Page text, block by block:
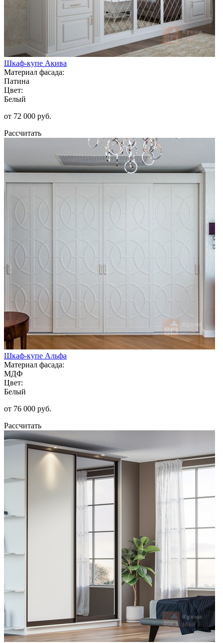
Шкаф-купе Акива
Материал фасада:
Патина
Цвет:
Белый
от 72 000 руб.
Рассчитать
Шкаф-купе Альфа
Материал фасада:
МДФ
Цвет:
Белый
от 76 000 руб.
Рассчитать